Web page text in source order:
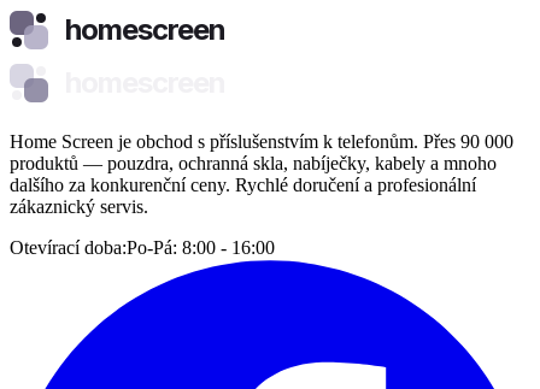
homescreen
Home Screen je obchod s příslušenstvím k telefonům. Přes 90 000
produktů — pouzdra, ochranná skla, nabíječky, kabely a mnoho
dalšího za konkurenční ceny. Rychlé doručení a profesionální
zákaznický servis.
Otevírací doba:Po-Pá: 8:00 - 16:00